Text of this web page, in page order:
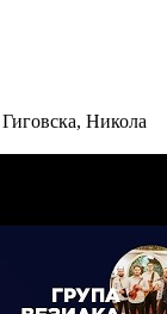
Никола